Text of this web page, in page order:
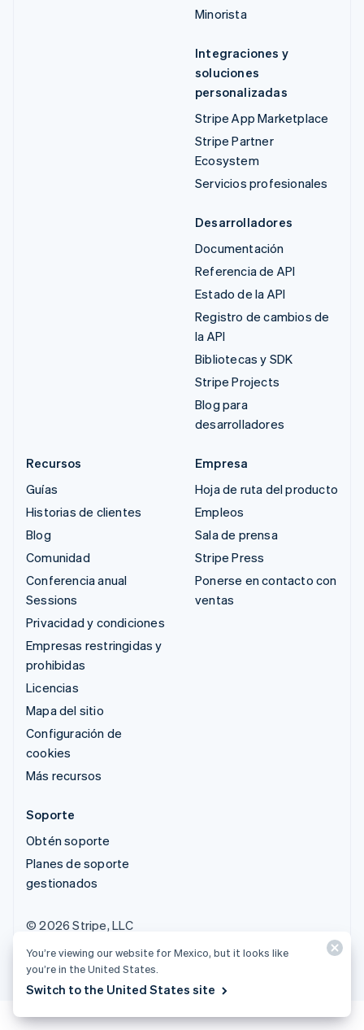
Minorista
Integraciones y
soluciones
personalizadas
Stripe App Marketplace
Stripe Partner
Ecosystem
Servicios profesionales
Desarrolladores
Documentación
Referencia de API
Estado de la API
Registro de cambios de
la API
Bibliotecas y SDK
Stripe Projects
Blog para
desarrolladores
Recursos
Guías
Historias de clientes
Blog
Comunidad
Conferencia anual
Sessions
Privacidad y condiciones
Empresas restringidas y
prohibidas
Licencias
Mapa del sitio
Configuración de
cookies
Más recursos
Empresa
Hoja de ruta del producto
Empleos
Sala de prensa
Stripe Press
Ponerse en contacto con
ventas
Soporte
Obtén soporte
Planes de soporte
gestionados
© 2026 Stripe, LLC
You’re viewing our website for Mexico, but it looks like
you’re in the United States.
Switch to the United States site